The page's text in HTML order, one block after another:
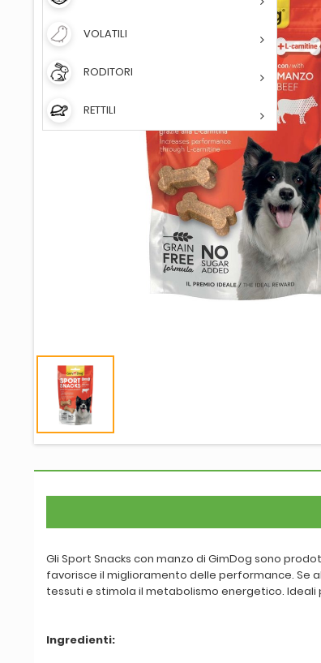
VOLATILI
RODITORI
RETTILI
Gli Sport Snacks con manzo di GimDog sono
favorisce il miglioramento delle performance. Se
tessuti e stimola il metabolismo energetico.
Ingredienti: